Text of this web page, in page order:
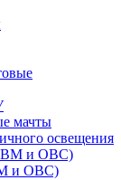
мачты
освещения
и ОВС)
и ОВС)